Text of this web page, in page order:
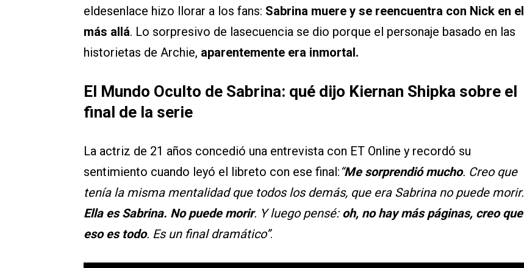
eldesenlace hizo llorar a los fans: Sabrina muere y se reencuentra con Nick en el
más allá. Lo sorpresivo de lasecuencia se dio porque el personaje basado en las
historietas de Archie, aparentemente era inmortal.
El Mundo Oculto de Sabrina: qué dijo Kiernan Shipka sobre el
final de la serie
La actriz de 21 años concedió una entrevista con ET Online y recordó su
sentimiento cuando leyó el libreto con ese final:“Me sorprendió mucho. Creo que
tenía la misma mentalidad que todos los demás, que era Sabrina no puede morir.
Ella es Sabrina. No puede morir. Y luego pensé: oh, no hay más páginas, creo que
eso es todo. Es un final dramático”.